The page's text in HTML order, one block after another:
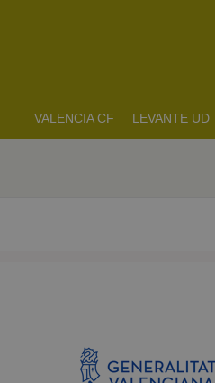
VALENCIA CF LEVANTE UD